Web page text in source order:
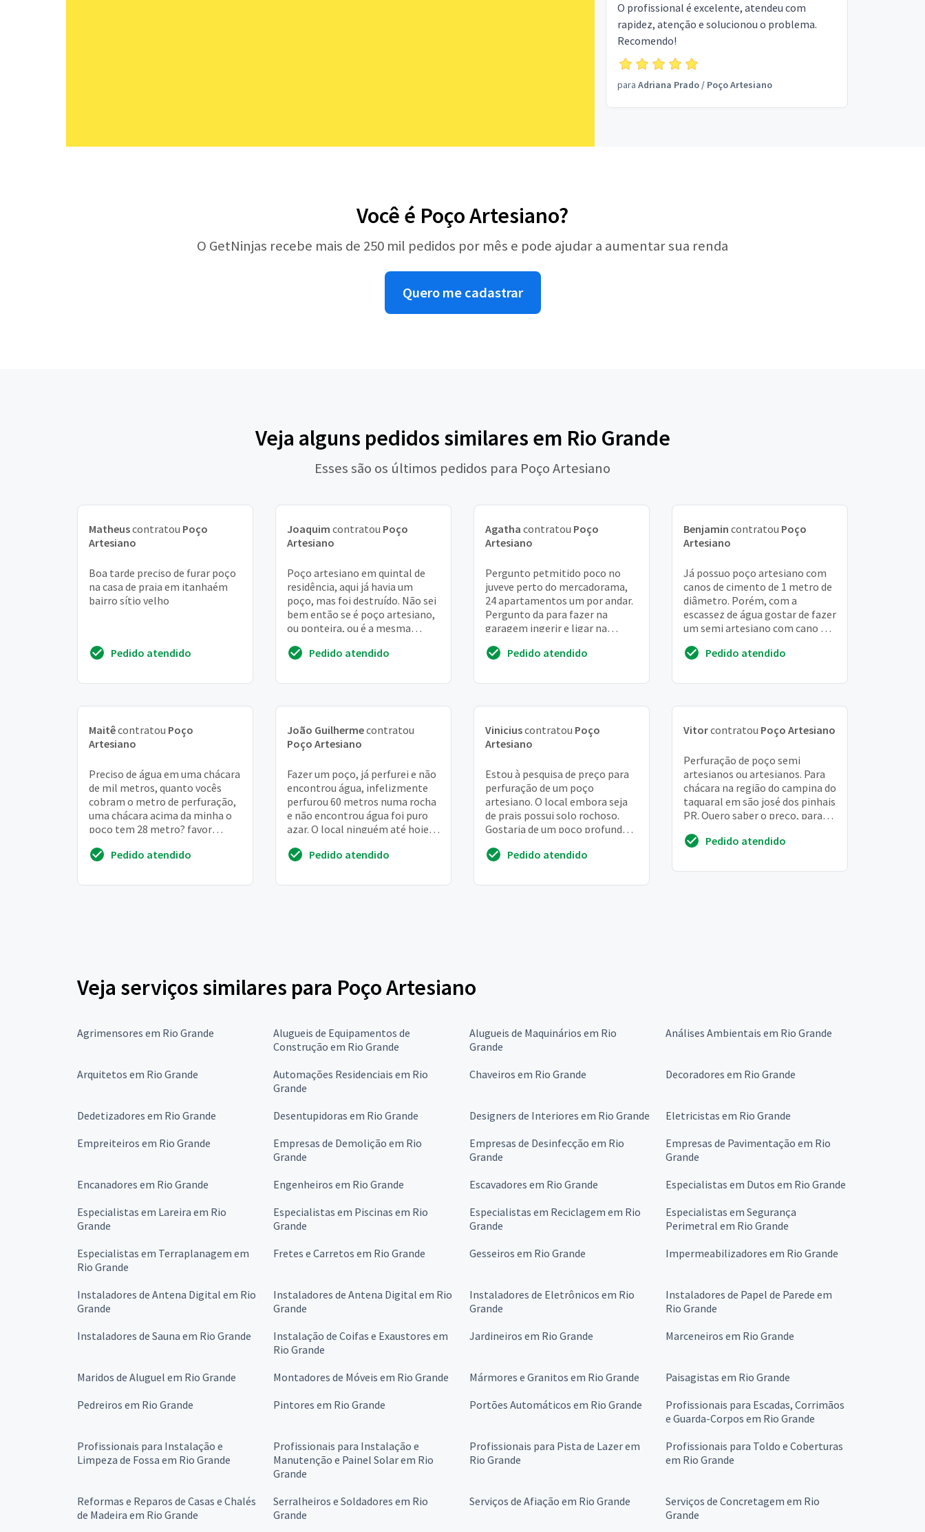
O profissional é excelente, atendeu com
rapidez, atenção e solucionou o problema.
Recomendo!
para Adriana Prado/ Poço Artesiano
Você é Poço Artesiano?
O GetNinjas recebe mais de 250 mil pedidos por mês e pode ajudar a aumentar sua renda
Quero me cadastrar
Veja alguns pedidos similares em Rio Grande
Esses são os últimos pedidos para Poço Artesiano
Matheuscontratou Poço
Artesiano
Boa tarde preciso de furar poço
na casa de praia em itanhaém
bairro sítio velho
Pedido atendido
Joaquim contratou Poço
Artesiano
Poço artesiano em quintal de
residência, aqui já havia um
poço, mas foi destruído. Não sei
bem então se é poço artesiano,
ou ponteira, ou é a mesma
Pedido atendido
Agatha contratou Poço
Artesiano
Pergunto petmitido poco no
juveve perto do mercadorama,
24 apartamentos um por andar.
Pergunto da para fazer na
garagem ingerir e ligar na
cisterna e caixa d'água...
Pedido atendido
Benjamin contratou Poço
Artesiano
Já possuo poço artesiano com
canos de cimento de 1 metro de
diâmetro. Porém, com a
escassez de água gostar de fazer
um semi artesiano com cano de
bomba externo
Pedido atendido
Maitêcontratou Poço
Artesiano
Preciso de água em uma chácara
de mil metros, quanto vocês
cobram o metro de perfuração,
uma chácara acima da minha o
poço tem 28 metro? favor
Pedido atendido
João Guilhermecontratou
Poço Artesiano
Fazer um poço, já perfurei e não
encontrou água, infelizmente
perfurou 60 metros numa rocha
e não encontrou água foi puro
azar. O local ninguém até hoje
águ...Pedido atendido
Viniciuscontratou Poço
Artesiano
Estou à pesquisa de preço para
perfuração de um poço
artesiano. O local embora seja
de prais possui solo rochoso.
Gostaria de um poço profundo
Pedido atendido
Vitorcontratou Poço Artesiano
Perfuração de poço semi
artesianos ou artesianos. Para
chácara na região do campina do
taquaral em são josé dos pinhais
PR. Quero saber o preço, para
Pedido atendido
Veja serviços similares para Poço Artesiano
Agrimensores em Rio Grande
Alugueis de Equipamentos de
Construção em Rio Grande
Alugueis de Maquinários em Rio
Grande
Análises Ambientais em Rio Grande
Arquitetos em Rio Grande
Automações Residenciais em Rio
Grande
Chaveiros em Rio Grande Decoradores em Rio Grande
Dedetizadores em Rio Grande Desentupidoras em Rio Grande Designers de Interiores em Rio Grande
Eletricistas em Rio Grande
Empreiteiros em Rio Grande
Empresas de Demolição em Rio
Grande
Empresas de Desinfecção em Rio
Grande
Empresas de Pavimentação em Rio
Grande
Encanadores em Rio Grande
Engenheiros em Rio Grande Escavadores em Rio Grande
Especialistas em Dutos em Rio Grande
Especialistas em Lareira em Rio
Grande
Especialistas em Piscinas em Rio
Grande
Especialistas em Reciclagem em Rio
Grande
Especialistas em Segurança
Perimetral em Rio Grande
Especialistas em Terraplanagem em
Rio Grande
Fretes e Carretos em Rio Grande Gesseiros em Rio Grande Impermeabilizadores em Rio Grande
Instaladores de Antena Digital em Rio
Grande
Instaladores de Antena Digital em Rio
Grande
Instaladores de Eletrônicos em Rio
Grande
Instaladores de Papel de Parede em
Rio Grande
Instaladores de Sauna em Rio Grande
Instalação de Coifas e Exaustores em
Rio Grande
Jardineiros em Rio Grande Marceneiros em Rio Grande
Maridos de Aluguel em Rio Grande Montadores de Móveis em Rio Grande Mármores e Granitos em Rio Grande
Paisagistas em Rio Grande
Pedreiros em Rio Grande
Pintores em Rio Grande Portões Automáticos em Rio Grande
Profissionais para Escadas, Corrimãos
e Guarda-Corpos em Rio Grande
Profissionais para Instalação e
Limpeza de Fossa em Rio Grande
Profissionais para Instalação e
Manutenção e Painel Solar em Rio
Grande
Profissionais para Pista de Lazer em
Rio Grande
Profissionais para Toldo e Coberturas
em Rio Grande
Reformas e Reparos de Casas e Chalés
de Madeira em Rio Grande
Serralheiros e Soldadores em Rio
Grande
Serviços de Afiação em Rio Grande
Serviços de Concretagem em Rio
Grande